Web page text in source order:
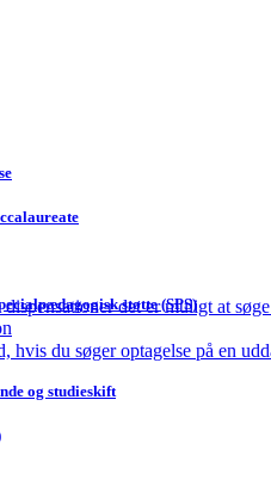
det er muligt at
støtte (SPS)
hvis du søger optagelse på en
og studie­skift